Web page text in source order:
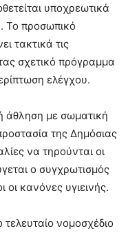
υποχρεωτικά
Το προσωπικό
τακτικά τις
σχετικό πρόγραμμα
ελέγχου.
με σωματική
της Δημόσιας
να τηρούνται οι
ο συγχρωτισμός
οι κανόνες υγιεινής.
νομοσχέδιο